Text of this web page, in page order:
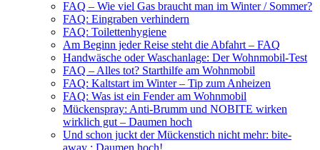
FAQ – Wie viel Gas braucht man im Winter / Sommer?
FAQ: Eingraben verhindern
FAQ: Toilettenhygiene
Am Beginn jeder Reise steht die Abfahrt – FAQ
Handwäsche oder Waschanlage: Der Wohnmobil-Test
FAQ – Alles tot? Starthilfe am Wohnmobil
FAQ: Kaltstart im Winter – Tip zum Anheizen
FAQ: Was ist ein Fender am Wohnmobil
Mückenspray: Anti-Brumm und NOBITE wirken
wirklich gut – Daumen hoch
Und schon juckt der Mückenstich nicht mehr: bite-
away : Daumen hoch!